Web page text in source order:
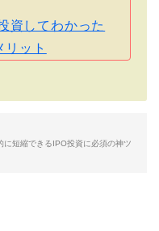
資してわかった
ット
に短縮できるIPO投資に必須の神ツ